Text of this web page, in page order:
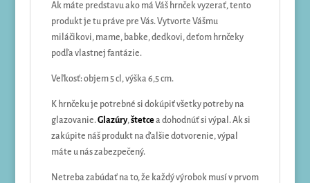
Ak máte predstavu ako má Váš hrnček vyzerať, tento
produkt je tu práve pre Vás. Vytvorte Vášmu
miláčikovi, mame, babke, dedkovi, deťom hrnčeky
podľa vlastnej fantázie.
Veľkosť: objem 5 cl, výška 6,5 cm.
K hrnčeku je potrebné si dokúpiť všetky potreby na
glazovanie.Glazúry,štetcea dohodnúť si výpal. Ak si
zakúpite náš produkt na ďalšie dotvorenie, výpal
máte u nás zabezpečený.
Netreba zabúdať na to, že každý výrobok musí v prvom